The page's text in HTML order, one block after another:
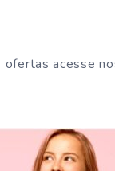
ofertas acesse